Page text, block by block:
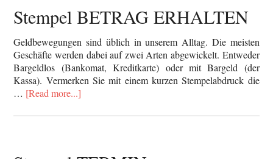
Stempel BETRAG ERHALTEN
Geldbewegungen sind üblich in unserem Alltag. Die meisten
Geschäfte werden dabei auf zwei Arten abgewickelt. Entweder
Bargeldlos (Bankomat, Kreditkarte) oder mit Bargeld (der
Kassa). Vermerken Sie mit einem kurzen Stempelabdruck die
… [Read more...]